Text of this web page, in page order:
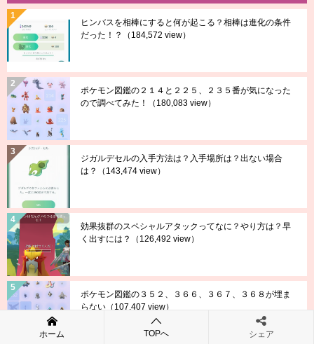
ヒンバスを相棒にすると何が起こる？相棒は進化の条件
だった！？
（184,572 view）
ポケモン図鑑の２１４と２２５、２３５番が気になった
ので調べてみた！
（180,083 view）
ジガルデセルの入手方法は？入手場所は？出ない場合
は？
（143,474 view）
効果抜群のスペシャルアタックってなに？やり方は？早
く出すには？
（126,492 view）
ポケモン図鑑の３５２、３６６、３６７、３６８が埋ま
らない （107,407 view）
ホーム TOPへ シェア